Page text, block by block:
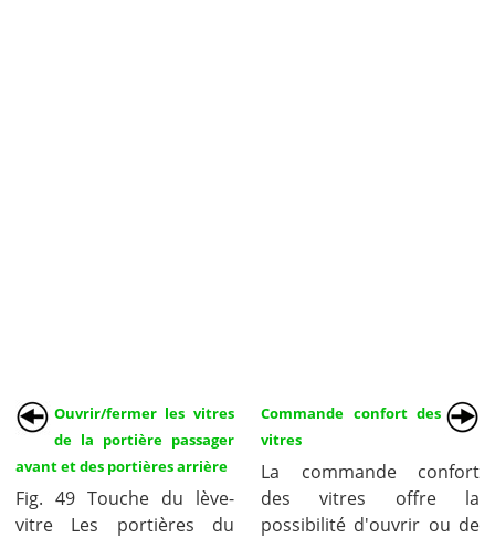
Ouvrir/fermer les vitres
de la portière passager
avant et des portières arrière
Fig. 49 Touche du lève-
vitre Les portières du
Commande confort des
vitres
La commande confort
des vitres offre la
possibilité d'ouvrir ou de